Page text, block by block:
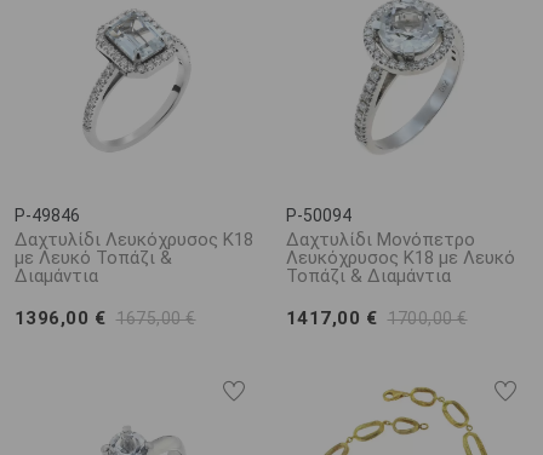
P-49846
Δαχτυλίδι Λευκόχρυσος Κ18
με Λευκό Τοπάζι &
Διαμάντια
1396,00 € 1675,00 €
P-50094
Δαχτυλίδι Μονόπετρο
Λευκόχρυσος Κ18 με Λευκό
Τοπάζι & Διαμάντια
1417,00 € 1700,00 €